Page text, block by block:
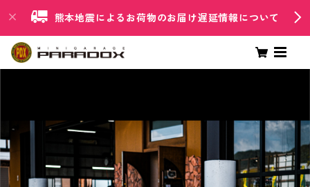
熊本地震によるお荷物のお届け遅延情報について